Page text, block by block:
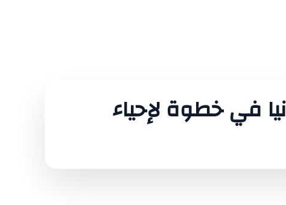
في خطوة لإحياء